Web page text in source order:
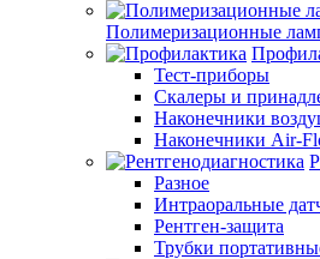
Полимеризационные
Тест-приборы
Скалеры и
Наконечники
Наконечники Air-
Разное
Интраоральные
Рентген-защита
Трубки